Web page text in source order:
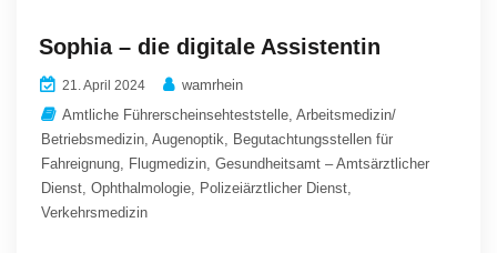
Sophia – die digitale Assistentin
21. April 2024
wamrhein
Amtliche Führerscheinsehteststelle Arbeitsmedizin/
Betriebsmedizin Augenoptik
Begutachtungsstellen für
Fahreignung
Flugmedizin Gesundheitsamt – Amtsärztlicher
Dienst Ophthalmologie Polizeiärztlicher Dienst
Verkehrsmedizin